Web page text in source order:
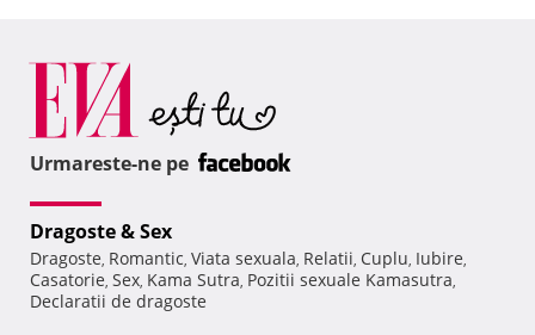
Urmareste-ne pe
Dragoste & Sex
Dragoste, Romantic, Viata sexuala, Relatii, Cuplu, Iubire,
Casatorie, Sex, Kama Sutra, Pozitii sexuale Kamasutra,
Declaratii de dragoste